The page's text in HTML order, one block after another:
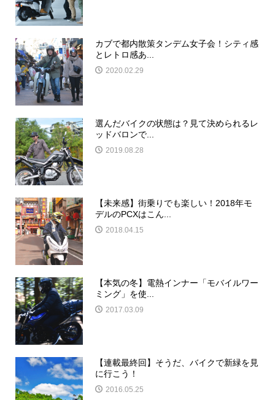
カブで都内散策タンデム女子会！シティ感
とレトロ感あ...
2020.02.29
選んだバイクの状態は？見て決められるレ
ッドバロンで...
2019.08.28
【未来感】街乗りでも楽しい！2018年モ
デルのPCXはこん...
2018.04.15
【本気の冬】電熱インナー「モバイルワー
ミング」を使...
2017.03.09
【連載最終回】そうだ、バイクで新緑を見
に行こう！
2016.05.25